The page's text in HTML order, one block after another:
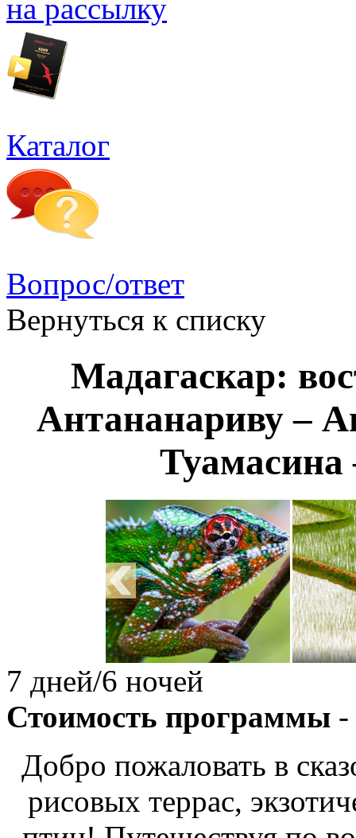
на рассылку
Каталог
Вопрос/ответ
Вернуться к списку
Мадагаскар:
Антананариву –
Туамасина
7 дней/6 ночей
Стоимость программы -
Добро пожаловать в
рисовых террас,